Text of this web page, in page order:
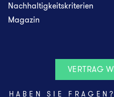
Nachhaltigkeitskriterien
Magazin
VERTRAG
HABEN SIE